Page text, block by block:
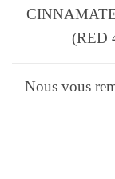
(RED
Nous vous